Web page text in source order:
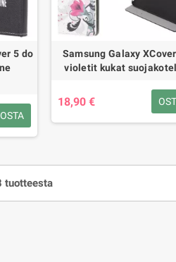
5 do
OSTA
Samsung Galaxy
violetit kukat
18,90 €
tuotteesta